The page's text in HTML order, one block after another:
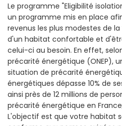
Le programme "Eligibilité
un programme mis en place
revenus les plus modestes de la
d'un habitat confortable et
celui-ci au besoin. En effet,
précarité énergétique (ONEP),
situation de précarité
énergétiques dépasse 10% de
ainsi près de 12 millions de
précarité énergétique en
L'objectif est que votre habitat